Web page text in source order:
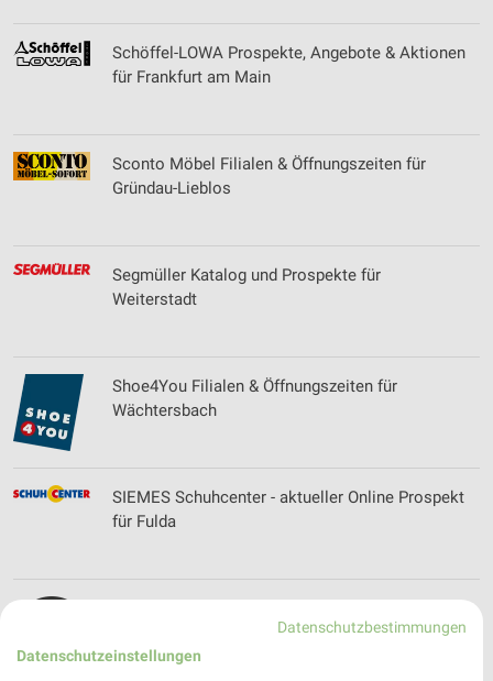
Schöffel-LOWA Prospekte, Angebote & Aktionen
für Frankfurt am Main
Sconto Möbel Filialen & Öffnungszeiten für
Gründau-Lieblos
Segmüller Katalog und Prospekte für
Weiterstadt
Shoe4You Filialen & Öffnungszeiten für
Wächtersbach
SIEMES Schuhcenter - aktueller Online Prospekt
für Fulda
Datenschutzbestimmungen
Datenschutzeinstellungen